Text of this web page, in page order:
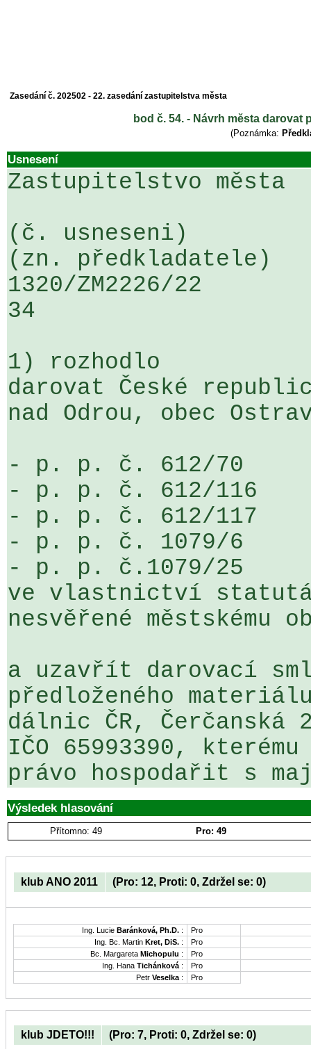
Zasedání č. 202502 - 22. zasedání zastupitelstva města
bod č. 54. - Návrh města darovat
(Poznámka:
Usnesení
Zastupitelstvo města
(č. usneseni)
(zn. předkladatele)
1320/ZM2226/22
34
1) rozhodlo
darovat České
nad Odrou, obec
- p. p. č. 612/70
- p. p. č. 612/116
- p. p. č. 612/117
- p. p. č. 1079/6
- p. p. č.1079/25
ve vlastnictví
nesvěřené městskému
a uzavřít darovací
předloženého
dálnic ČR, Čerčanská
IČO 65993390,
právo hospodařit s
Výsledek hlasování
Přítomno: 49 Pro: 49
klub ANO 2011 (Pro: 12, Proti: 0, Zdržel se: 0)
Ing. Lucie Baránková, Ph.D. :
Pro
Ing. Bc. Martin Kret, DiS. :
Pro
Bc. Margareta Michopulu :
Pro
Ing. Hana Tichánková :
Pro
Petr Veselka : Pro
klub JDETO!!! (Pro: 7, Proti: 0, Zdržel se: 0)